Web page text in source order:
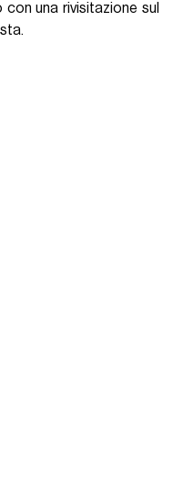
una rivisitazione sul